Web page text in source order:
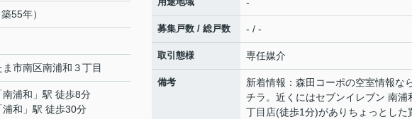
55年）
ま市南区南浦和 ３丁目
南浦和 」駅 徒歩8分
浦和 」駅 徒歩30分
募集戸数 / 総戸数 - / -
取引態様 専任媒介
備考
新着情報：森田コーポの空室情報な
チラ。近くにはセブンイレブン 南浦
丁目店(徒歩1分)がありちょっとした